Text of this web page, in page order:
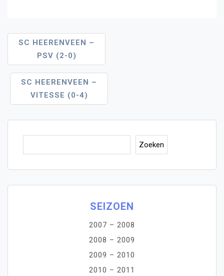
Bericht
Navigatie
SC HEERENVEEN –
PSV (2-0)
SC HEERENVEEN –
VITESSE (0-4)
Zoeken
SEIZOEN
2007 – 2008
2008 – 2009
2009 – 2010
2010 – 2011